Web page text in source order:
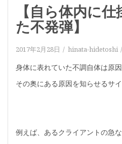
【自ら体内に
た不発弾】
2017年2月28日 hinata-hidetoshi
身体に表れていた不調自体は原因
その奥にある原因を知らせるサイ
例えば、あるクライアントの急な